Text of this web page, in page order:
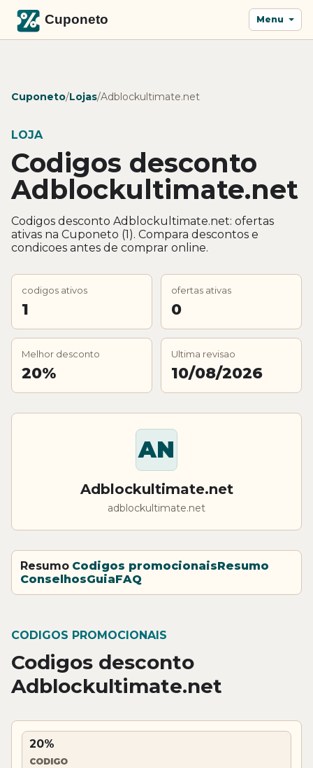
Menu
Cuponeto/Lojas/Adblockultimate.net
LOJA
Codigos desconto
Adblockultimate.net
Codigos desconto Adblockultimate.net: ofertas
ativas na Cuponeto (1). Compara descontos e
condicoes antes de comprar online.
codigos ativos
1
ofertas ativas
0
Melhor desconto
20%
Ultima revisao
10/08/2026
AN
Adblockultimate.net
adblockultimate.net
Resumo Codigos promocionaisResumo
ConselhosGuiaFAQ
CODIGOS PROMOCIONAIS
Codigos desconto
Adblockultimate.net
20%
CODIGO